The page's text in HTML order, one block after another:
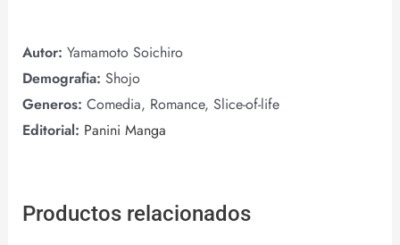
Autor: Yamamoto Soichiro
Demografia: Shojo
Generos: Comedia, Romance, Slice-of-life
Editorial: Panini Manga
Productos relacionados